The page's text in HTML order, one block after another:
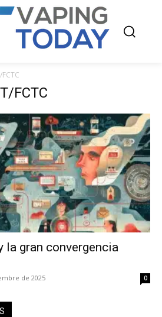
FCTC
la gran convergencia
de 2025 0